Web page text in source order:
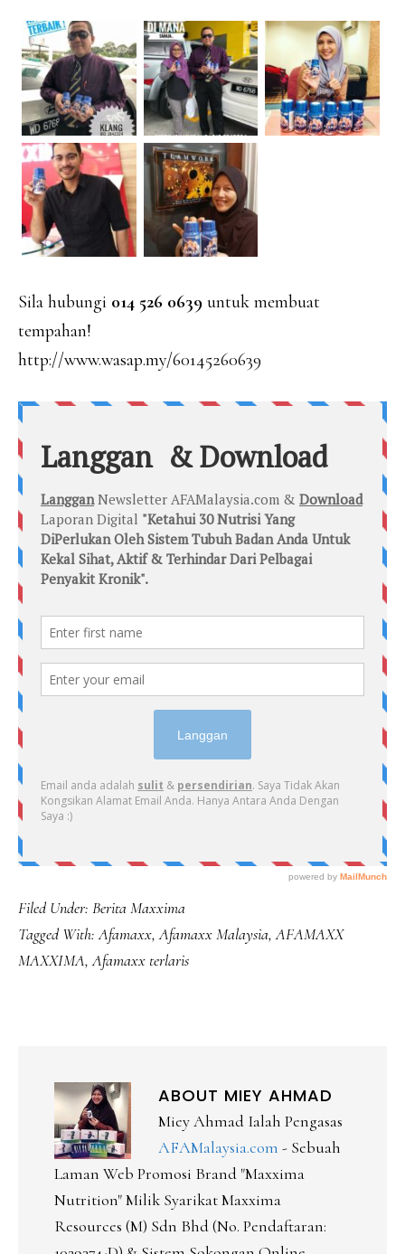
Sila hubungi 014 526 0639 untuk membuat
tempahan!
http://www.wasap.my/60145260639
Filed Under: Berita Maxxima
Tagged With:Afamaxx,Afamaxx Malaysia,AFAMAXX
MAXXIMA,Afamaxx terlaris
ABOUT MIEY AHMAD
Miey Ahmad Ialah Pengasas
AFAMalaysia.com - Sebuah
Laman Web Promosi Brand "Maxxima
Nutrition" Milik Syarikat Maxxima
Resources (M) Sdn Bhd (No. Pendaftaran: